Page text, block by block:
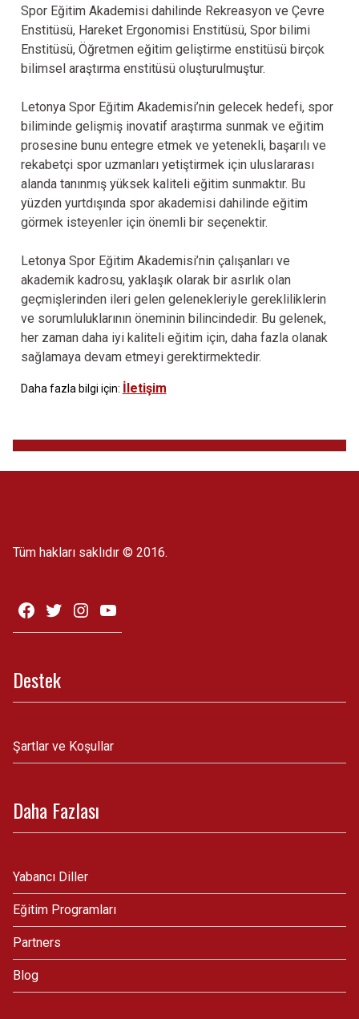
Spor Eğitim Akademisi dahilinde Rekreasyon ve Çevre
Enstitüsü, Hareket Ergonomisi Enstitüsü, Spor bilimi
Enstitüsü, Öğretmen eğitim geliştirme enstitüsü birçok
bilimsel araştırma enstitüsü oluşturulmuştur.
Letonya Spor Eğitim Akademisi’nin gelecek hedefi, spor
biliminde gelişmiş inovatif araştırma sunmak ve eğitim
prosesine bunu entegre etmek ve yetenekli, başarılı ve
rekabetçi spor uzmanları yetiştirmek için uluslararası
alanda tanınmış yüksek kaliteli eğitim sunmaktır. Bu
yüzden yurtdışında spor akademisi dahilinde eğitim
görmek isteyenler için önemli bir seçenektir.
Letonya Spor Eğitim Akademisi’nin çalışanları ve
akademik kadrosu, yaklaşık olarak bir asırlık olan
geçmişlerinden ileri gelen gelenekleriyle gerekliliklerin
ve sorumluluklarının öneminin bilincindedir. Bu gelenek,
her zaman daha iyi kaliteli eğitim için, daha fazla olanak
sağlamaya devam etmeyi gerektirmektedir.
Daha fazla bilgi için: İletişim
Tüm hakları saklıdır © 2016.
Destek
Şartlar ve Koşullar
Daha Fazlası
Yabancı Diller
Eğitim Programları
Partners
Blog